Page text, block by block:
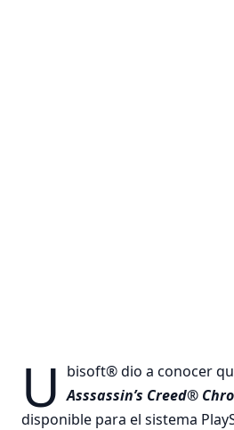
U bisoft® dio a conocer
Asssassin’s Creed®
disponible para el sistema